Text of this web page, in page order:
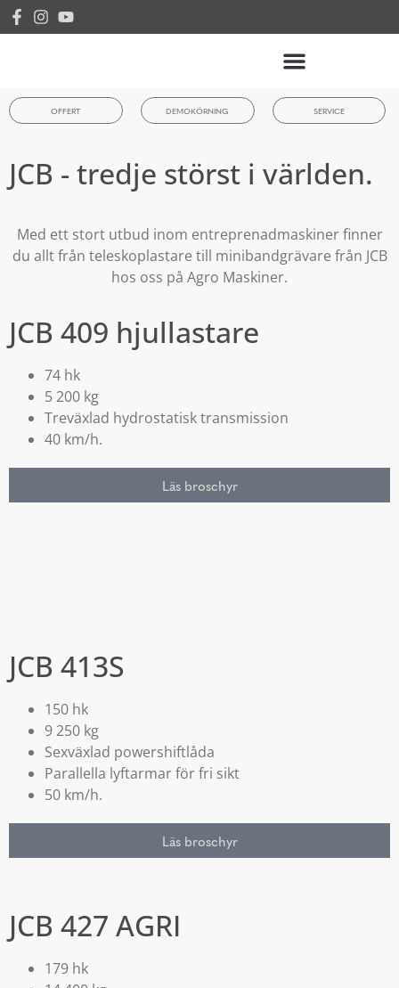
OFFERT DEMOKÖRNING SERVICE
JCB - tredje störst i världen.
Med ett stort utbud inom entreprenadmaskiner finner
du allt från teleskoplastare till minibandgrävare från JCB
hos oss på Agro Maskiner.
JCB 409 hjullastare
74 hk
5 200 kg
Treväxlad hydrostatisk transmission
40 km/h.
Läs broschyr
JCB 413S
150 hk
9 250 kg
Sexväxlad powershiftlåda
Parallella lyftarmar för fri sikt
50 km/h.
Läs broschyr
JCB 427 AGRI
179 hk